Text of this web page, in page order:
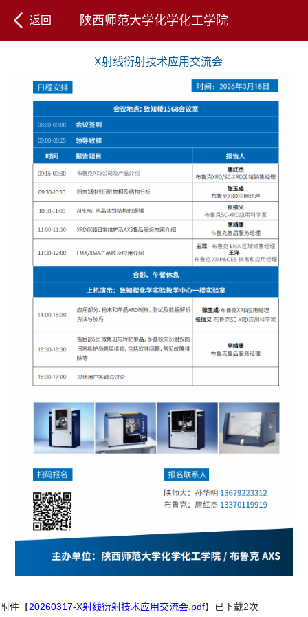
陕西师范大学化学化工学院
返回
X射线衍射技术应用交流会
附件【20260317-X射线衍射技术应用交流会.pdf】已下载2次